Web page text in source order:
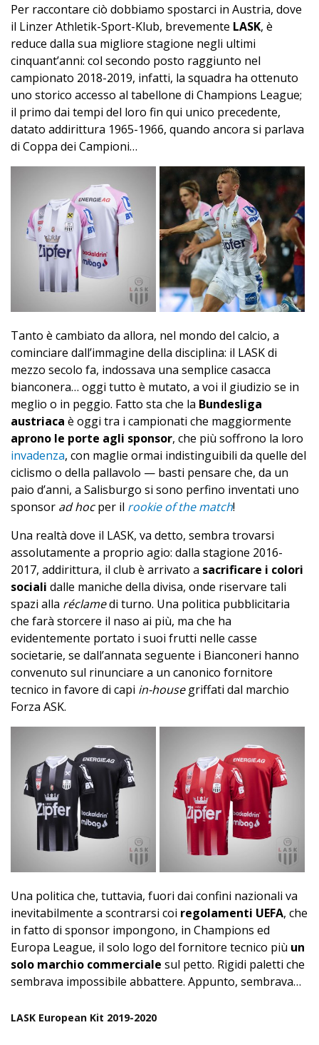
Per raccontare ciò dobbiamo spostarci in Austria, dove
il Linzer Athletik-Sport-Klub, brevemente LASK, è
reduce dalla sua migliore stagione negli ultimi
cinquant’anni: col secondo posto raggiunto nel
campionato 2018-2019, infatti, la squadra ha ottenuto
uno storico accesso al tabellone di Champions League;
il primo dai tempi del loro fin qui unico precedente,
datato addirittura 1965-1966, quando ancora si parlava
di Coppa dei Campioni…
Tanto è cambiato da allora, nel mondo del calcio, a
cominciare dall’immagine della disciplina: il LASK di
mezzo secolo fa, indossava una semplice casacca
bianconera… oggi tutto è mutato, a voi il giudizio se in
meglio o in peggio. Fatto sta che la Bundesliga
austriaca è oggi tra i campionati che maggiormente
aprono le porte agli sponsor, che più soffrono la loro
invadenza, con maglie ormai indistinguibili da quelle del
ciclismo o della pallavolo — basti pensare che, da un
paio d’anni, a Salisburgo si sono perfino inventati uno
sponsor ad hocper il rookie of the match!
Una realtà dove il LASK, va detto, sembra trovarsi
assolutamente a proprio agio: dalla stagione 2016-
2017, addirittura, il club è arrivato a sacrificare i colori
sociali dalle maniche della divisa, onde riservare tali
spazi alla réclamedi turno. Una politica pubblicitaria
che farà storcere il naso ai più, ma che ha
evidentemente portato i suoi frutti nelle casse
societarie, se dall’annata seguente i Bianconeri hanno
convenuto sul rinunciare a un canonico fornitore
tecnico in favore di capi in-housegriffati dal marchio
Forza ASK.
Una politica che, tuttavia, fuori dai confini nazionali va
inevitabilmente a scontrarsi coi regolamenti UEFA, che
in fatto di sponsor impongono, in Champions ed
Europa League, il solo logo del fornitore tecnico più un
solo marchio commerciale sul petto. Rigidi paletti che
sembrava impossibile abbattere. Appunto, sembrava…
LASK European Kit 2019-2020